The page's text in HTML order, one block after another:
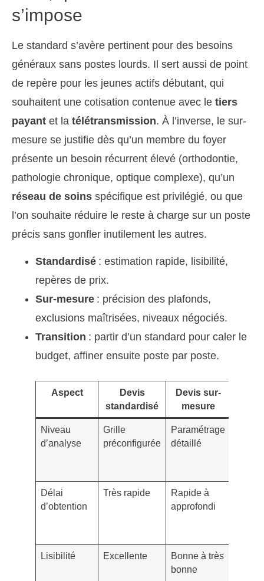
s’impose
Le standard s’avère pertinent pour des besoins
généraux sans postes lourds. Il sert aussi de point
de repère pour les jeunes actifs débutant, qui
souhaitent une cotisation contenue avec le tiers
payant et la télétransmission. À l’inverse, le sur-
mesure se justifie dès qu’un membre du foyer
présente un besoin récurrent élevé (orthodontie,
pathologie chronique, optique complexe), qu’un
réseau de soins spécifique est privilégié, ou que
l’on souhaite réduire le reste à charge sur un poste
précis sans gonfler inutilement les autres.
Standardisé : estimation rapide, lisibilité,
repères de prix.
Sur-mesure : précision des plafonds,
exclusions maîtrisées, niveaux négociés.
Transition : partir d’un standard pour caler le
budget, affiner ensuite poste par poste.
Aspect
Devis
standardisé
Devis sur-
mesure
Niveau
d’analyse
Grille
préconfigurée
Paramétrage
détaillé
Délai
d’obtention
Très rapide
Rapide à
approfondi
Lisibilité Excellente
Bonne à très
bonne